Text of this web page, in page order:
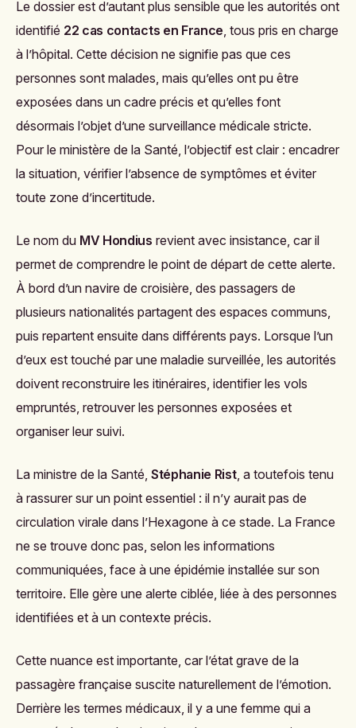
Le dossier est d’autant plus sensible que les autorités ont
identifié 22 cas contacts en France , tous pris en charge
à l’hôpital. Cette décision ne signifie pas que ces
personnes sont malades, mais qu’elles ont pu être
exposées dans un cadre précis et qu’elles font
désormais l’objet d’une surveillance médicale stricte.
Pour le ministère de la Santé, l’objectif est clair : encadrer
la situation, vérifier l’absence de symptômes et éviter
toute zone d’incertitude.
Le nom du MV Hondius revient avec insistance, car il
permet de comprendre le point de départ de cette alerte.
À bord d’un navire de croisière, des passagers de
plusieurs nationalités partagent des espaces communs,
puis repartent ensuite dans différents pays. Lorsque l’un
d’eux est touché par une maladie surveillée, les autorités
doivent reconstruire les itinéraires, identifier les vols
empruntés, retrouver les personnes exposées et
organiser leur suivi.
La ministre de la Santé, Stéphanie Rist, a toutefois tenu
à rassurer sur un point essentiel : il n’y aurait pas de
circulation virale dans l’Hexagone à ce stade. La France
ne se trouve donc pas, selon les informations
communiquées, face à une épidémie installée sur son
territoire. Elle gère une alerte ciblée, liée à des personnes
identifiées et à un contexte précis.
Cette nuance est importante, car l’état grave de la
passagère française suscite naturellement de l’émotion.
Derrière les termes médicaux, il y a une femme qui a